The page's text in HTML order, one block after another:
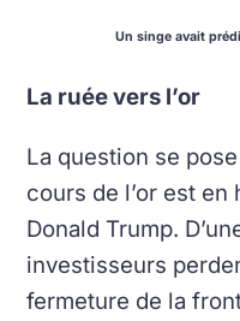
Un singe avait
La ruée vers l’or
La question se
cours de l’or est en
Donald Trump.
investisseurs
fermeture de la